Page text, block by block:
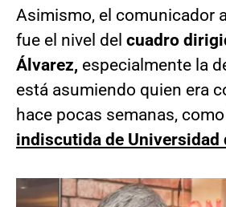
Asimismo, el comunicador
fue el nivel del cuadro
Álvarez, especialmente la
está asumiendo quien era
hace pocas semanas,
indiscutida de Universidad